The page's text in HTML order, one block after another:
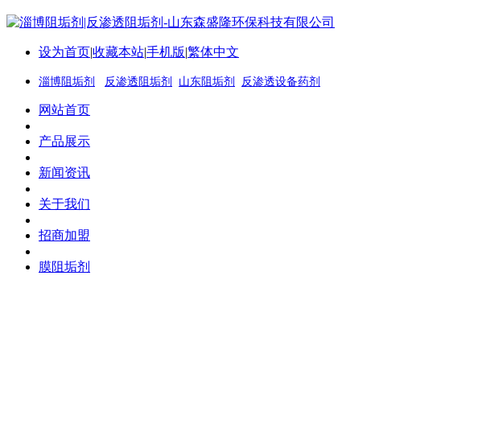
设为首页|收藏本站|手机版|繁体中文
淄博阻垢剂 反渗透阻垢剂 山东阻垢剂 反渗透设备药剂
网站首页
产品展示
新闻资讯
关于我们
招商加盟
膜阻垢剂